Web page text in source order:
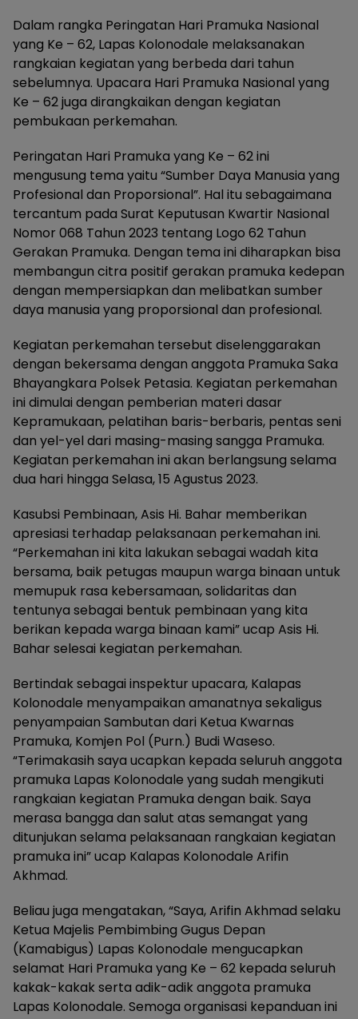
Dalam rangka Peringatan Hari Pramuka Nasional
yang Ke – 62, Lapas Kolonodale melaksanakan
rangkaian kegiatan yang berbeda dari tahun
sebelumnya. Upacara Hari Pramuka Nasional yang
Ke – 62 juga dirangkaikan dengan kegiatan
pembukaan perkemahan.
Peringatan Hari Pramuka yang Ke – 62 ini
mengusung tema yaitu “Sumber Daya Manusia yang
Profesional dan Proporsional”. Hal itu sebagaimana
tercantum pada Surat Keputusan Kwartir Nasional
Nomor 068 Tahun 2023 tentang Logo 62 Tahun
Gerakan Pramuka. Dengan tema ini diharapkan bisa
membangun citra positif gerakan pramuka kedepan
dengan mempersiapkan dan melibatkan sumber
daya manusia yang proporsional dan profesional.
Kegiatan perkemahan tersebut diselenggarakan
dengan bekersama dengan anggota Pramuka Saka
Bhayangkara Polsek Petasia. Kegiatan perkemahan
ini dimulai dengan pemberian materi dasar
Kepramukaan, pelatihan baris-berbaris, pentas seni
dan yel-yel dari masing-masing sangga Pramuka.
Kegiatan perkemahan ini akan berlangsung selama
dua hari hingga Selasa, 15 Agustus 2023.
Kasubsi Pembinaan, Asis Hi. Bahar memberikan
apresiasi terhadap pelaksanaan perkemahan ini.
“Perkemahan ini kita lakukan sebagai wadah kita
bersama, baik petugas maupun warga binaan untuk
memupuk rasa kebersamaan, solidaritas dan
tentunya sebagai bentuk pembinaan yang kita
berikan kepada warga binaan kami” ucap Asis Hi.
Bahar selesai kegiatan perkemahan.
Bertindak sebagai inspektur upacara, Kalapas
Kolonodale menyampaikan amanatnya sekaligus
penyampaian Sambutan dari Ketua Kwarnas
Pramuka, Komjen Pol (Purn.) Budi Waseso.
“Terimakasih saya ucapkan kepada seluruh anggota
pramuka Lapas Kolonodale yang sudah mengikuti
rangkaian kegiatan Pramuka dengan baik. Saya
merasa bangga dan salut atas semangat yang
ditunjukan selama pelaksanaan rangkaian kegiatan
pramuka ini” ucap Kalapas Kolonodale Arifin
Akhmad.
Beliau juga mengatakan, “Saya, Arifin Akhmad selaku
Ketua Majelis Pembimbing Gugus Depan
(Kamabigus) Lapas Kolonodale mengucapkan
selamat Hari Pramuka yang Ke – 62 kepada seluruh
kakak-kakak serta adik-adik anggota pramuka
Lapas Kolonodale. Semoga organisasi kepanduan ini